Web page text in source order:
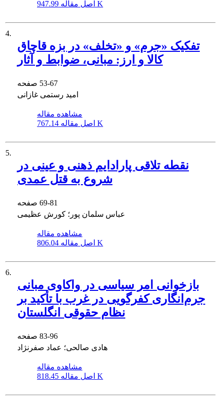
اصل مقاله 947.99 K
4.
تفکیک «جرم» و «تخلف» در بزه قاچاق
کالا و ارز: مبانی، ضوابط و آثار
53-67
امید رستمی غازانی
مشاهده مقاله
اصل مقاله 767.14 K
5.
نقطه تلاقی پارادایم ذهنی و عینی در
شروع به قتل عمدی
69-81
عباس سلمان پور؛ کورش عظیمی
مشاهده مقاله
اصل مقاله 806.04 K
6.
بازخوانی امر سیاسی در واکاوی مبانی
جرم‌انگاری کفرگویی در غرب با تأکید بر
نظام حقوقی انگلستان
83-96
هادی صالحی؛ عماد صفرنژاد
مشاهده مقاله
اصل مقاله 818.45 K